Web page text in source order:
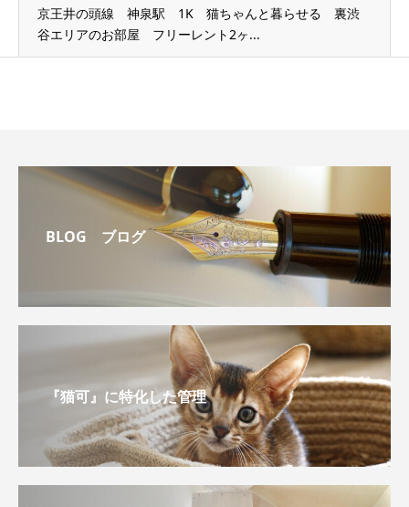
京王井の頭線 神泉駅 1K 猫ちゃんと暮らせる 裏渋
谷エリアのお部屋 フリーレント2ヶ...
BLOG ブログ
『猫可』に特化した管理